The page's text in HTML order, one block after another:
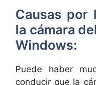
Causas por
la cámara
Windows:
Puede haber
conducir que la